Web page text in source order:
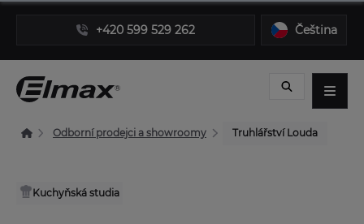
+420 599 529 262 Čeština
Odborní prodejci a showroomy Truhlářství Louda
Kuchyňská studia